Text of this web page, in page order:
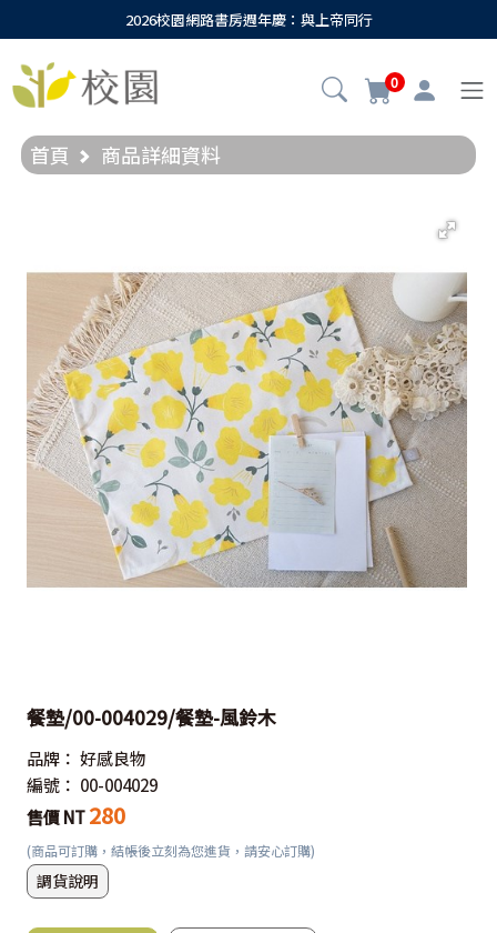
2026校園網路書房週年慶：與上帝同行
0
首頁 商品詳細資料
餐墊/00-004029/餐墊-風鈴木
品牌： 好感良物
編號： 00-004029
售價 NT 280
(商品可訂購，結帳後立刻為您進貨，請安心訂購)
調貨說明